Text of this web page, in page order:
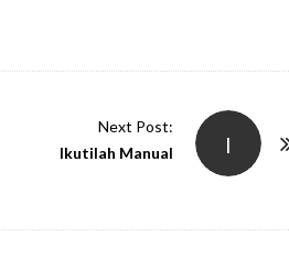
I
Next Post:
Ikutilah Manual